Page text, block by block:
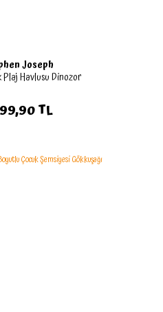
Joseph
Plaj Havlusu Dinozor
TL